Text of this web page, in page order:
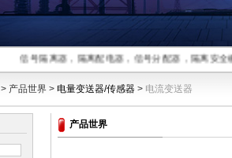
信号隔离器，隔离配电器，信号分配器，隔离安
产品世界 > 电量变送器/传感器 > 电流变送器
产品世界